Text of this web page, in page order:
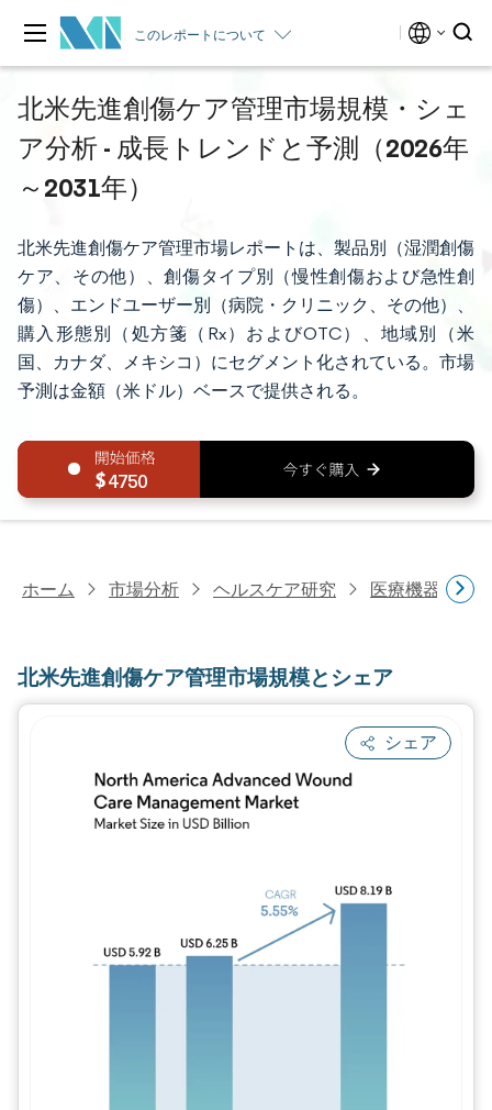
このレポートについて
北米先進創傷ケア管理市場規模・シェ
ア分析 - 成長トレンドと予測（2026年
～2031年）
北米先進創傷ケア管理市場レポートは、製品別（湿潤創傷
ケア、その他）、創傷タイプ別（慢性創傷および急性創
傷）、エンドユーザー別（病院・クリニック、その他）、
購入形態別（処方箋（Rx）およびOTC）、地域別（米
国、カナダ、メキシコ）にセグメント化されている。市場
予測は金額（米ドル）ベースで提供される。
4750
ホーム 市場分析 ヘルスケア研究 医療機器研究
北米先進創傷ケア管理市場規模とシェア
シェア